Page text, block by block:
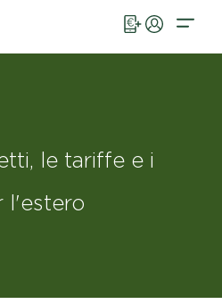
le tariffe e i
l'estero